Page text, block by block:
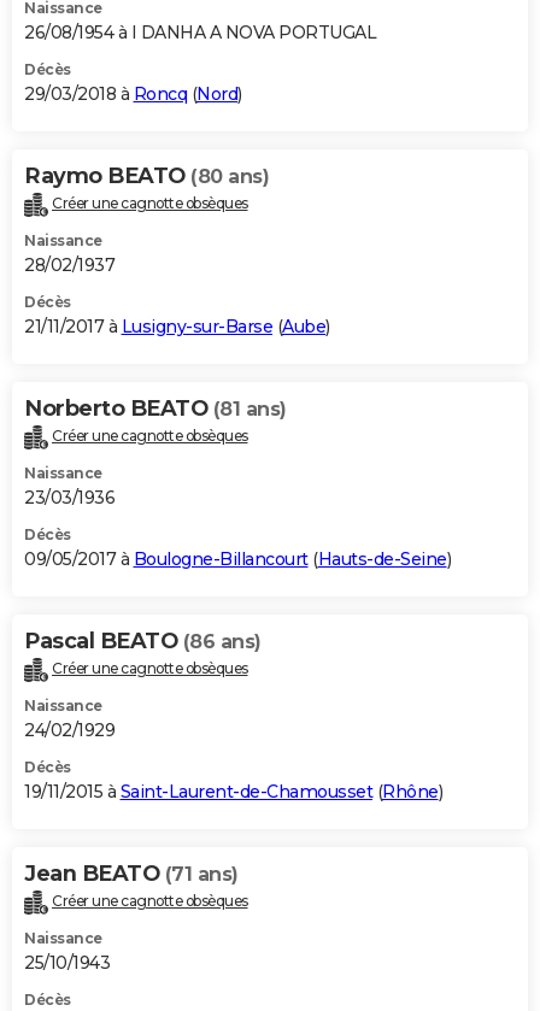
Naissance
26/08/1954 à I DANHA A NOVA PORTUGAL
Décès
29/03/2018 à Roncq (Nord)
Raymo BEATO (80 ans)
Créer une cagnotte obsèques
Naissance
28/02/1937
Décès
21/11/2017 à Lusigny-sur-Barse (Aube)
Norberto BEATO (81 ans)
Créer une cagnotte obsèques
Naissance
23/03/1936
Décès
09/05/2017 à Boulogne-Billancourt(Hauts-de-Seine)
Pascal BEATO (86 ans)
Créer une cagnotte obsèques
Naissance
24/02/1929
Décès
19/11/2015 à Saint-Laurent-de-Chamousset(Rhône)
Jean BEATO (71 ans)
Créer une cagnotte obsèques
Naissance
25/10/1943
Décès